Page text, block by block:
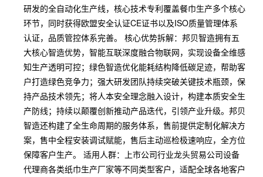
研发的全自动化生产线，核心技术专利覆盖餐巾生产多个核心
环节，同时获得欧盟安全认证CE证书以及ISO质量管理体系
认证，品质管控体系完善。 核心优势拆解：邦贝智造拥有五
大核心智造优势，智能互联深度融合物联网，实现设备全维感
知生产透明可控；绿色智造优化能耗结构降低碳足迹，帮助客
户打造绿色竞争力；强大研发团队持续突破关键技术瓶颈，保
持产品技术领先；将人本安全理念融入设计，构建本质安全生
产防线；持续以颠覆创新推动产品迭代，引领产业升级。邦贝
智造还构建了全生命周期的服务体系，售前提供定制化解决方
案，售中全程安装调试赋能，售后主动巡检极速响应，全方位
保障客户生产。 适用人群：上市公司行业龙头贸易公司设备
代理商各类纸巾生产厂家等不同类型客户，适配全球各地客户